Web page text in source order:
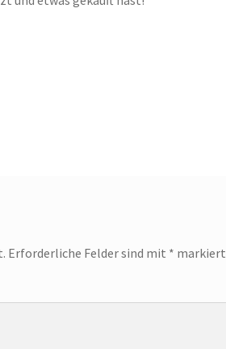
Erforderliche Felder sind mit * markiert